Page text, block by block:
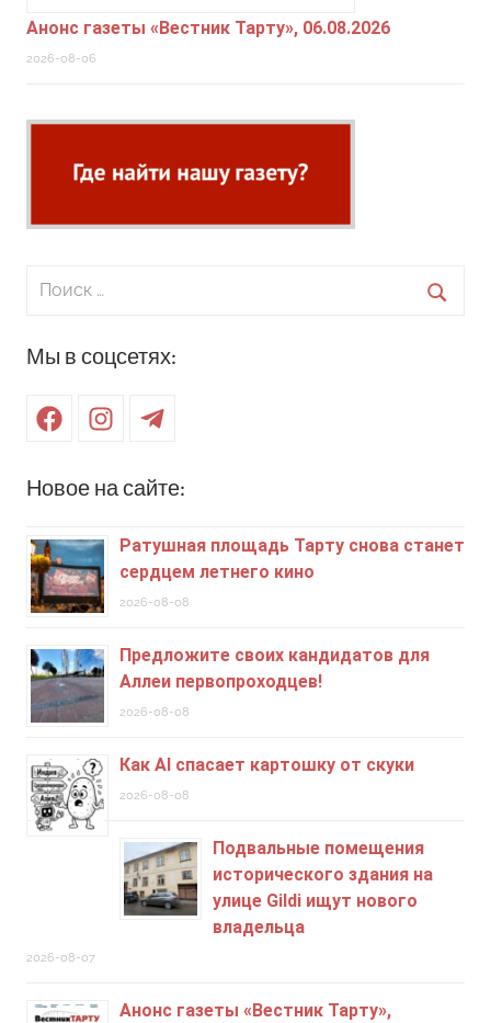
Анонс газеты «Вестник Тарту», 06.08.2026
2026-08-06
Поиск
Мы в соцсетях:
FacebookInstagramTelegram
Новое на сайте:
Ратушная площадь Тарту снова станет
сердцем летнего кино
2026-08-08
Предложите своих кандидатов для
Аллеи первопроходцев!
2026-08-08
Как AI спасает картошку от скуки
2026-08-08
Подвальные помещения
исторического здания на
улице Gildi ищут нового
владельца
2026-08-07
Анонс газеты «Вестник Тарту»,